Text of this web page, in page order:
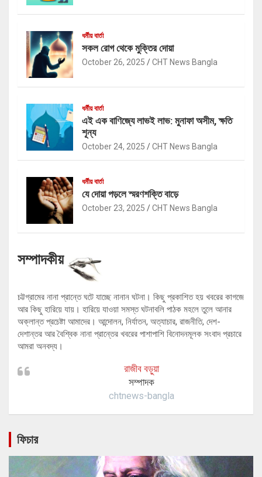
ধর্মীয় বার্তা
সকল রোগ থেকে মুক্তির দোয়া
October 26, 2025 CHT News Bangla
ধর্মীয় বার্তা
এই এক বাণিজ্যে লাভই লাভ: মুনাফা অসীম, ক্ষতি
শূন্য
October 24, 2025 CHT News Bangla
ধর্মীয় বার্তা
যে দোয়া পড়লে স্মরণশক্তি বাড়ে
October 23, 2025 CHT News Bangla
সম্পাদকীয়
চট্টগ্রামের নানা প্রান্তে ঘটে যাচ্ছে নানান ঘটনা। কিছু প্রকাশিত হয় খবরের কাগজে
আর কিছু হারিয়ে যায়। হারিয়ে যাওয়া সমস্ত ঘটনাবলি পাঠক মহলে তুলে আনার
অক্লান্ত প্রচেষ্টা আমাদের। আন্দোলন, নির্যাতন, অত্যাচার, রাজনীতি, দেশ-
দেশান্তর আর বৈশ্বিক নানা প্রান্তের খবরের পাশাপাশি বিনোদনমূলক সংবাদ প্রচারে
আমরা অনবদ্য।
রাজীব বড়ুয়া
সম্পাদক
chtnews-bangla
ফিচার